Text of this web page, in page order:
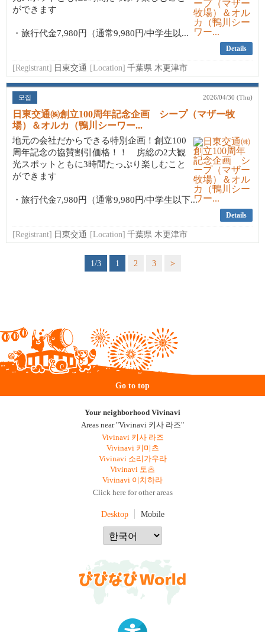
ができます
・旅行代金7,980円（通常9,980円/中学生以...
Details
[Registrant] 日東交通 [Location] 千葉県 木更津市
모집 2026/04/30 (Thu)
日東交通㈱創立100周年記念企画 シープ（マザー牧
場）＆オルカ（鴨川シーワー...
地元の会社だからできる特別企画！創立100
周年記念の協賛割引価格！！ 房総の2大観
光スポットともに3時間たっぷり楽しむこと
ができます
・旅行代金7,980円（通常9,980円/中学生以下...
Details
[Registrant] 日東交通 [Location] 千葉県 木更津市
1/3 1 2 3 >
Go to top
Your neighborhood Vivinavi
Areas near "Vivinavi 키사 라즈"
Vivinavi 키사 라즈
Vivinavi 키미츠
Vivinavi 소리가우라
Vivinavi 토츠
Vivinavi 이치하라
Click here for other areas
Desktop Mobile